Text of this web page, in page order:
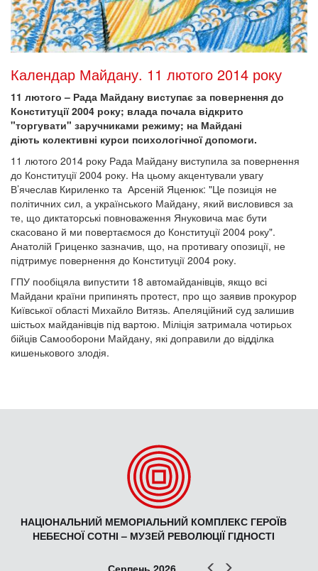
Календар Майдану. 11 лютого 2014 року
11 лютого – Рада Майдану виступає за повернення до
Конституції 2004 року; влада почала відкрито
"торгувати" заручниками режиму; на Майдані
діють колективні курси психологічної допомоги.
11 лютого 2014 року Рада Майдану виступила за повернення
до Конституції 2004 року. На цьому акцентували увагу
В’ячеслав Кириленко та Арсеній Яценюк: "Це позиція не
політичних сил, а українського Майдану, який висловився за
те, що диктаторські повноваження Януковича має бути
скасовано й ми повертаємося до Конституції 2004 року".
Анатолій Гриценко зазначив, що, на противагу опозиції, не
підтримує повернення до Конституції 2004 року.
ГПУ пообіцяла випустити 18 автомайданівців, якщо всі
Майдани країни припинять протест, про що заявив прокурор
Київської області Михайло Витязь. Апеляційний суд залишив
шістьох майданівців під вартою. Міліція затримала чотирьох
бійців Самооборони Майдану, які доправили до відділка
кишенькового злодія.
НАЦІОНАЛЬНИЙ МЕМОРІАЛЬНИЙ КОМПЛЕКС ГЕРОЇВ
НЕБЕСНОЇ СОТНІ – МУЗЕЙ РЕВОЛЮЦІЇ ГІДНОСТІ
Попер